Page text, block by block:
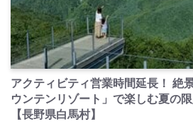
アクティビティ営業時間延長！ 絶
ウンテンリゾート」で楽しむ夏の
【長野県白馬村】